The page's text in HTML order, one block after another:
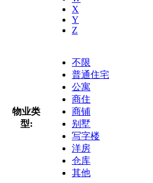
X
Y
Z
物业类
型:
不限
普通住宅
公寓
商住
商铺
别墅
写字楼
洋房
仓库
其他